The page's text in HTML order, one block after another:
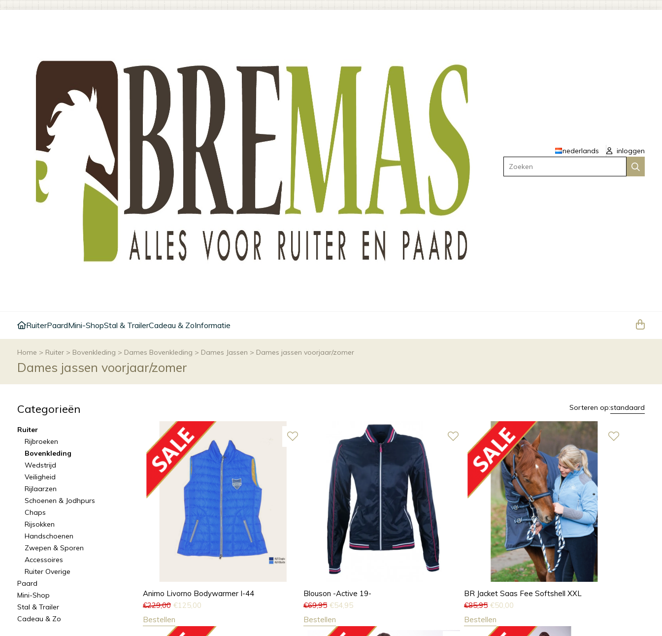
nederlands
inloggen
Zoeken
RuiterPaardMini-ShopStal & TrailerCadeau & ZoInformatie
Home > Ruiter > Bovenkleding > Dames Bovenkleding > Dames Jassen > Dames jassen voorjaar/zomer
Dames jassen voorjaar/zomer
Categorieën
Ruiter
Rijbroeken
Bovenkleding
Wedstrijd
Veiligheid
Rijlaarzen
Schoenen & Jodhpurs
Chaps
Rijsokken
Handschoenen
Zwepen & Sporen
Accessoires
Ruiter Overige
Paard
Mini-Shop
Stal & Trailer
Cadeau & Zo
Sorteren op:standaard
Animo Livorno Bodywarmer I-44
€229,00 €125,00
Bestellen
Blouson -Active 19-
€69,95 €54,95
Bestellen
BR Jacket Saas Fee Softshell XXL
€85,95 €50,00
Bestellen